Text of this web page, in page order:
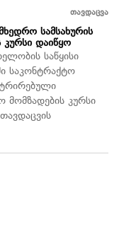
თავდაცვა
სამსახურის
კურსი დაიწყო
საწყისი
საკონტრაქტო
მომზადების კურსი